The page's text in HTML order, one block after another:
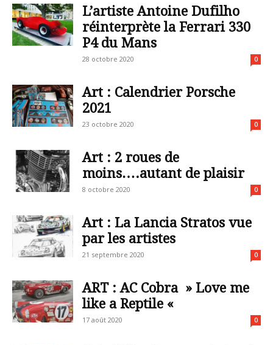
L’artiste Antoine Dufilho
réinterprète la Ferrari 330
P4 du Mans
28 octobre 2020 0
Art : Calendrier Porsche
2021
23 octobre 2020 0
Art : 2 roues de
moins….autant de plaisir
8 octobre 2020 0
Art : La Lancia Stratos vue
par les artistes
21 septembre 2020 0
ART : AC Cobra » Love me
like a Reptile «
17 août 2020 0